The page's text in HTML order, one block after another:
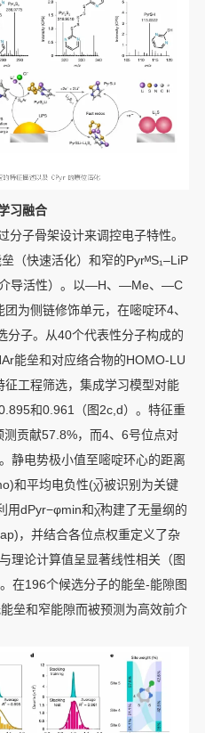
习融合
分子骨架设计来调控电子特性。
（快速活化）和窄的PyrᴹS₁–LiP
导活性）。以—H、—Me、—C
为侧链修饰单元，在嘧啶环4、
分子。从40个代表性分子构成的
能垒和对应络合物的HOMO-LU
工程筛选，集成学习模型对能
和0.961（图2c,d）。特征重
贡献57.8%，而4、6号位点对
静电势极小值至嘧啶环心的距离
和平均电负性(χ̅)被识别为关键
用dPyr−φmin和χ̅构建了无量纲的
，并结合各位点权重定义了杂
理论计算值呈显著线性相关（图
在196个候选分子的能垒-能隙图
垒和窄能隙而被预测为高效前介